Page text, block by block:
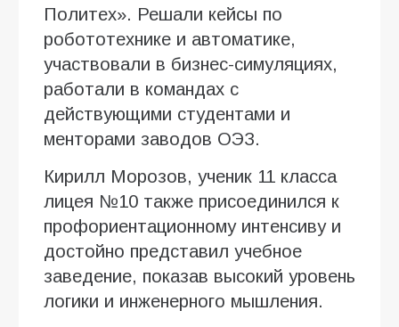
Политех». Решали кейсы по
робототехнике и автоматике,
участвовали в бизнес-симуляциях,
работали в командах с
действующими студентами и
менторами заводов ОЭЗ.
Кирилл Морозов, ученик 11 класса
лицея №10 также присоединился к
профориентационному интенсиву и
достойно представил учебное
заведение, показав высокий уровень
логики и инженерного мышления.